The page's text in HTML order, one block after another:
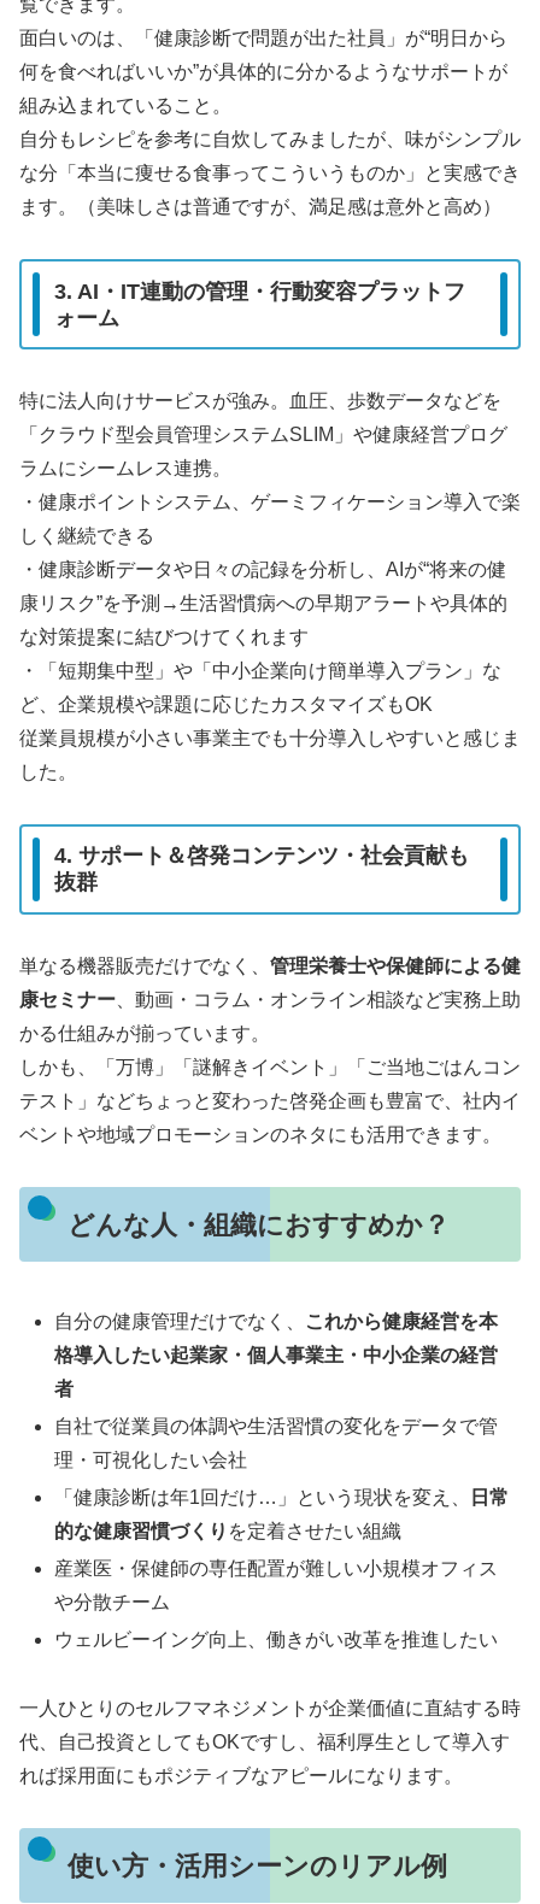
覧できます。
面白いのは、「健康診断で問題が出た社員」が“明日から
何を食べればいいか”が具体的に分かるようなサポートが
組み込まれていること。
自分もレシピを参考に自炊してみましたが、味がシンプル
な分「本当に痩せる食事ってこういうものか」と実感でき
ます。（美味しさは普通ですが、満足感は意外と高め）
3. AI・IT連動の管理・行動変容プラットフ
ォーム
特に法人向けサービスが強み。血圧、歩数データなどを
「クラウド型会員管理システムSLIM」や健康経営プログ
ラムにシームレス連携。
・健康ポイントシステム、ゲーミフィケーション導入で楽
しく継続できる
・健康診断データや日々の記録を分析し、AIが“将来の健
康リスク”を予測→生活習慣病への早期アラートや具体的
な対策提案に結びつけてくれます
・「短期集中型」や「中小企業向け簡単導入プラン」な
ど、企業規模や課題に応じたカスタマイズもOK
従業員規模が小さい事業主でも十分導入しやすいと感じま
した。
4. サポート＆啓発コンテンツ・社会貢献も
抜群
単なる機器販売だけでなく、 管理栄養士や保健師による健
康セミナー 、動画・コラム・オンライン相談など実務上助
かる仕組みが揃っています。
しかも、「万博」「謎解きイベント」「ご当地ごはんコン
テスト」などちょっと変わった啓発企画も豊富で、社内イ
ベントや地域プロモーションのネタにも活用できます。
どんな人・組織におすすめか？
自分の健康管理だけでなく、
これから健康経営を本
格導入したい起業家・個人事業主・中小企業の経営
者
自社で従業員の体調や生活習慣の変化をデータで管
理・可視化したい会社
「健康診断は年1回だけ…」という現状を変え、
日常
的な健康習慣づくり を定着させたい組織
産業医・保健師の専任配置が難しい小規模オフィス
や分散チーム
ウェルビーイング向上、働きがい改革を推進したい
一人ひとりのセルフマネジメントが企業価値に直結する時
代、自己投資としてもOKですし、福利厚生として導入す
れば採用面にもポジティブなアピールになります。
使い方・活用シーンのリアル例